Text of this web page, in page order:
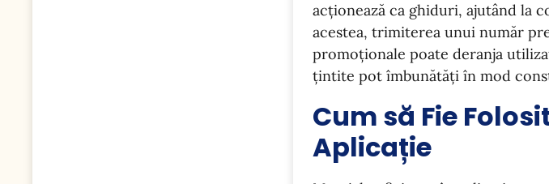
acționează ca ghiduri, ajutând la
acestea, trimiterea unui număr
promoționale poate deranja
țintite pot îmbunătăți în mod
Cum să Fie
Aplicație